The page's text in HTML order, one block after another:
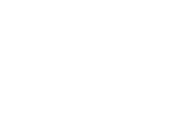
прибыли и комиссиями